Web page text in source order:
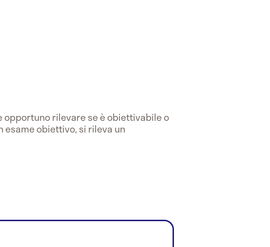
opportuno rilevare se è obiettivabile o
esame obiettivo, si rileva un